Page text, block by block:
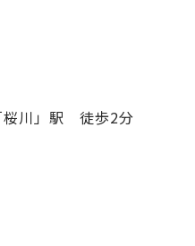
桜川」駅 徒歩2分